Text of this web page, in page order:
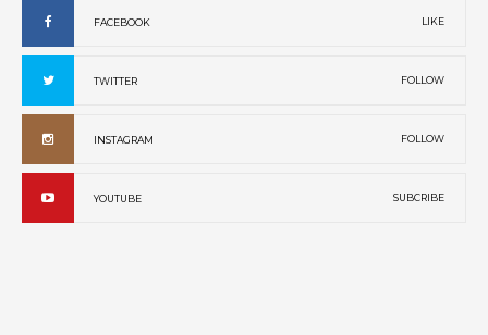
FACEBOOK LIKE
TWITTER FOLLOW
INSTAGRAM FOLLOW
YOUTUBE SUBCRIBE